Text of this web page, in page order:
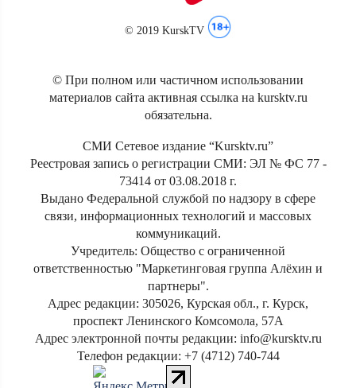
© 2019 KurskTV
© При полном или частичном использовании
материалов сайта активная ссылка на kursktv.ru
обязательна.
СМИ Сетевое издание “Kursktv.ru”
Реестровая запись о регистрации СМИ: ЭЛ № ФС 77 -
73414 от 03.08.2018 г.
Выдано Федеральной службой по надзору в сфере
связи, информационных технологий и массовых
коммуникаций.
Учредитель: Общество с ограниченной
ответственностью "Маркетинговая группа Алёхин и
партнеры".
Адрес редакции: 305026, Курская обл., г. Курск,
проспект Ленинского Комсомола, 57А
Адрес электронной почты редакции: info@kursktv.ru
Телефон редакции: +7 (4712) 740-744